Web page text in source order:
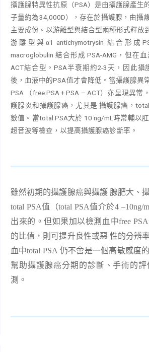
攝護腺特異性抗原（PSA）是由攝護腺產生
子量約為34,000D），存在於攝護腺，由攝
主要成份。以游離型與結合型兩種形式釋放
游離型與α1 antichymotrysin 結合形成
macroglobulin 結合形成 PSA-AMG ，但在
ACT結合型。PSA半衰期約2-3 天，因此攝
後，血液中的PSA值才會降低。當攝護腺異
PSA
（free PSA + PSA – ACT）亦呈現異常
護腺炎和攝護腺癌，尤其是 攝護腺癌，
數值。當total PSA大於 10 ng/mL 時常輔以
超音波等檢查，以提高攝護腺癌診斷率。
雖然初期的攝護腺癌與攝護 腺肥大、
total PSA值（total PSA值介於4 –10ng/
出來的。但如果加以檢測血中free PSA
的比值，則可提升良性或惡 性的分辨
血中total PSA 仍不啻是一個高敏感度
幫助攝護腺癌分期的診斷、手術的
測。